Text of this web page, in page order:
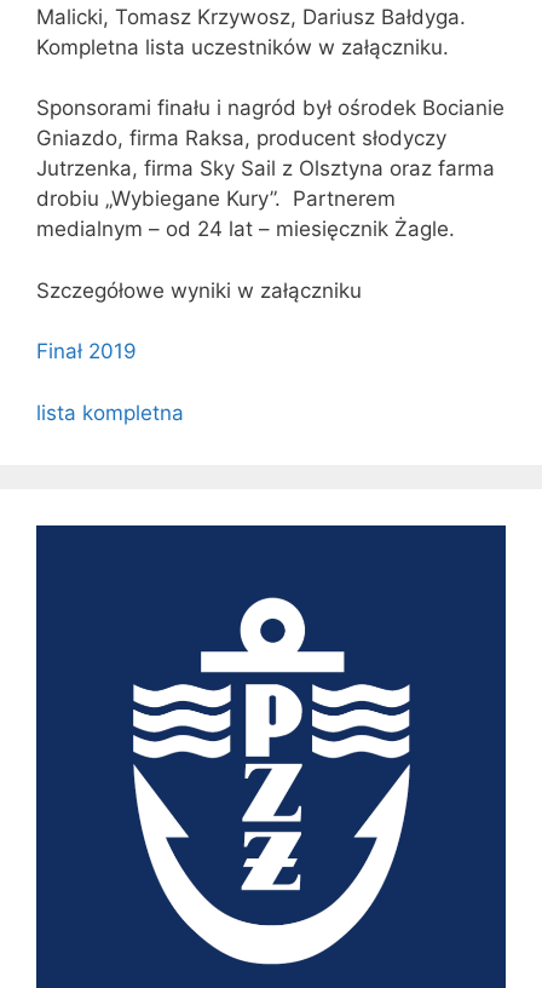
Malicki, Tomasz Krzywosz, Dariusz Bałdyga.
Kompletna lista uczestników w załączniku.
Sponsorami finału i nagród był ośrodek Bocianie
Gniazdo, firma Raksa, producent słodyczy
Jutrzenka, firma Sky Sail z Olsztyna oraz farma
drobiu „Wybiegane Kury”. Partnerem
medialnym – od 24 lat – miesięcznik Żagle.
Szczegółowe wyniki w załączniku
Finał 2019
lista kompletna